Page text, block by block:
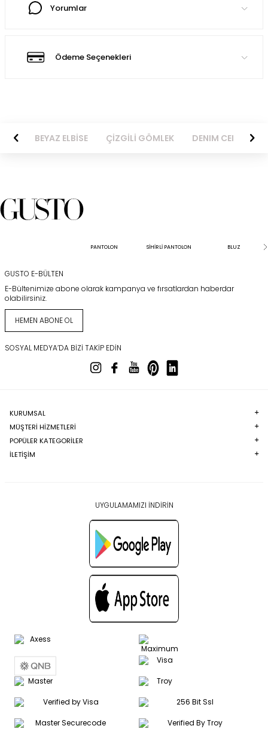
Yorumlar
Ödeme Seçenekleri
BEYAZ ELBİSE ÇİZGİLİ GÖMLEK DENIM CEKET
PANTOLON SİHİRLİ PANTOLON BLUZ
GUSTO E-BÜLTEN
E-Bültenimize abone olarak kampanya ve fırsatlardan haberdar
olabilirsiniz.
HEMEN ABONE OL
SOSYAL MEDYA’DA BIZI TAKIP EDIN
KURUMSAL
MÜŞTERI HIZMETLERI
POPÜLER KATEGORILER
İLETİŞİM
UYGULAMAMIZI İNDİRİN